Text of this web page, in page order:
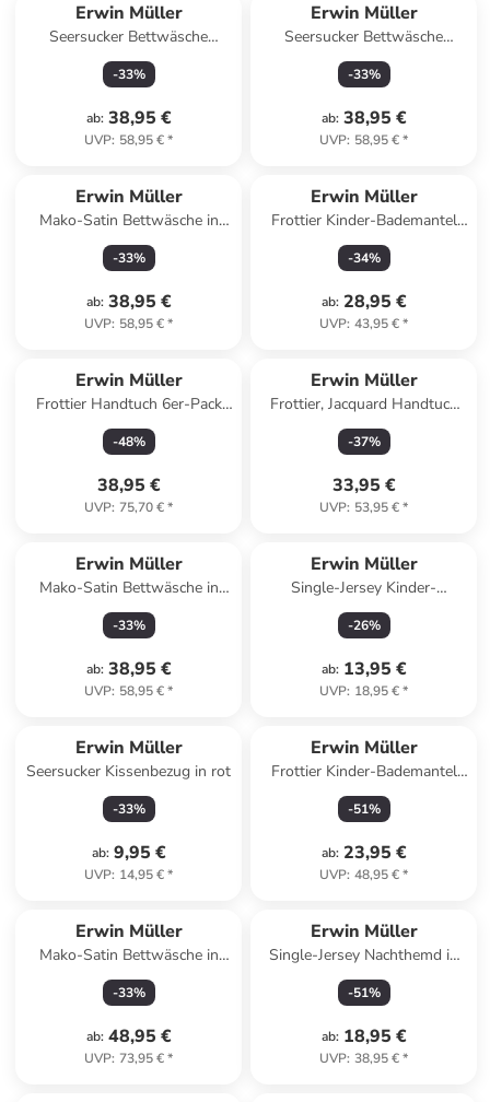
Erwin Müller
Seersucker Bettwäsche
Rosenheim in weiß
-33%
ab: 38,95 €
UVP: 58,95 €*
Erwin Müller
Seersucker Bettwäsche
Rosenheim in taupe
-33%
ab: 38,95 €
UVP: 58,95 €*
Erwin Müller
Mako-Satin Bettwäsche in
blau
-33%
ab: 38,95 €
UVP: 58,95 €*
Erwin Müller
Frottier Kinder-Bademantel
mit Kapuze in bunt
-34%
ab: 28,95 €
UVP: 43,95 €*
Erwin Müller
Frottier Handtuch 6er-Pack
Mannheim in petrol
-48%
38,95 €
UVP: 75,70 €*
Erwin Müller
Frottier, Jacquard Handtuch
4er-Pack Sigmaringen in jade
-37%
33,95 €
UVP: 53,95 €*
Erwin Müller
Mako-Satin Bettwäsche in
grün-gelb
-33%
ab: 38,95 €
UVP: 58,95 €*
Erwin Müller
Single-Jersey Kinder-
Nachthemd in rosa
-26%
ab: 13,95 €
UVP: 18,95 €*
Erwin Müller
Seersucker Kissenbezug in rot
-33%
ab: 9,95 €
UVP: 14,95 €*
Erwin Müller
Frottier Kinder-Bademantel
mit Kapuze in rosa
-51%
ab: 23,95 €
UVP: 48,95 €*
Erwin Müller
Mako-Satin Bettwäsche in
dunkelblau
-33%
ab: 48,95 €
UVP: 73,95 €*
Erwin Müller
Single-Jersey Nachthemd in
marine/weiß
-51%
ab: 18,95 €
UVP: 38,95 €*